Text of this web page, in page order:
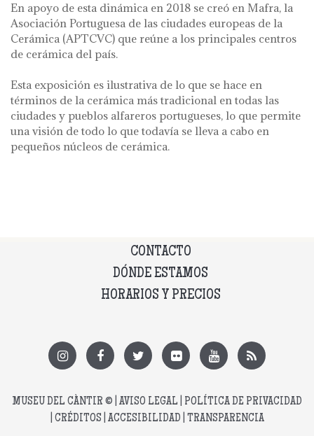
En apoyo de esta dinámica en 2018 se creó en Mafra, la
Asociación Portuguesa de las ciudades europeas de la
Cerámica (APTCVC) que reúne a los principales centros
de cerámica del país.
Esta exposición es ilustrativa de lo que se hace en
términos de la cerámica más tradicional en todas las
ciudades y pueblos alfareros portugueses, lo que permite
una visión de todo lo que todavía se lleva a cabo en
pequeños núcleos de cerámica.
CONTACTO
DÓNDE ESTAMOS
HORARIOS Y PRECIOS
MUSEU DEL CÀNTIR © | AVISO LEGAL
POLÍTICA DE PRIVACIDAD
CRÉDITOS ACCESIBILIDAD TRANSPARENCIA